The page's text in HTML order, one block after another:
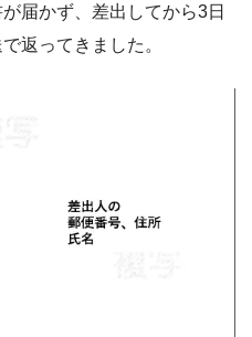
届かず、差出してから3日
返ってきました。